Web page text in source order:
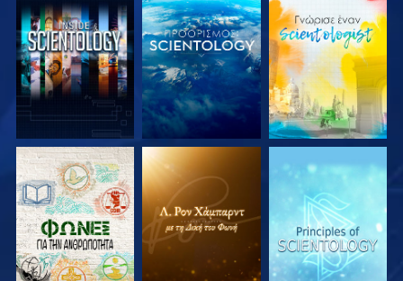
ΕΞΕΡΕΥΝΗΣΤΕ ΤΗ
ΣΕΙΡΑ
ΕΞΕΡΕΥΝΗΣΤΕ ΤΗ
ΣΕΙΡΑ
ΕΞΕΡΕΥΝΗΣΤΕ ΤΗ
ΣΕΙΡΑ